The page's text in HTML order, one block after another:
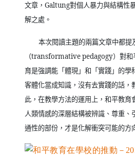
文章， Galtung對個人暴力與結構性
解之處。
本次閱讀主題的兩篇文章中都提
（transformative pedagogy）對和
育是強調能「體現」和「實踐」的學
客體化當成知識，沒有去實踐的話，
此，在教學方法的運用上，和平教育
人類情感的深層結構被辨識、尊重、
通性的部份，才是化解衝突可能的方